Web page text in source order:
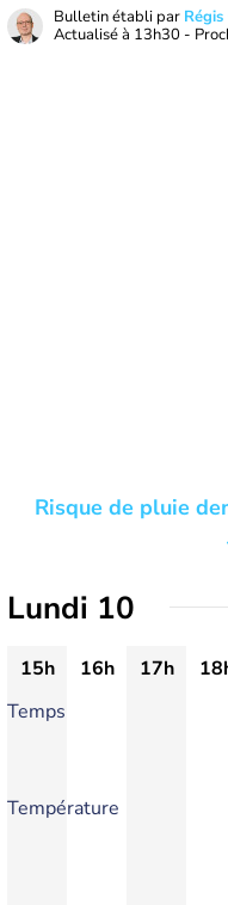
Bulletin établi par Régis
Actualisé à 13h30 -
Risque de pluie
Lundi 10
15h 16h 17h
Temps
Température